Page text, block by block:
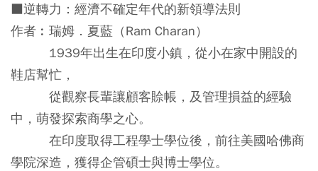
■逆轉力：經濟不確定年代的新領導法則
作者︰瑞姆．夏藍（Ram Charan）
1939年出生在印度小鎮，從小在家中開設的
鞋店幫忙，
從觀察長輩讓顧客賒帳，及管理損益的經驗
中，萌發探索商學之心。
在印度取得工程學士學位後，前往美國哈佛商
學院深造，獲得企管碩士與博士學位。